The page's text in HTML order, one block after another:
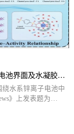
昆明理工大学胡觉教授团队聚焦水系锌离子电池界面及水凝胶电解质结构设计发表综述论文
水系锌离子电池中
》上发表题为
工大学冶金与能源工